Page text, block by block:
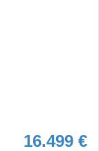
16.499 €